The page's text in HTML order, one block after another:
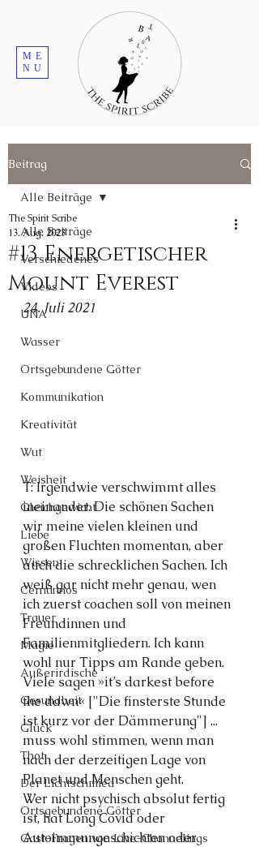
ME
NU
Beitrag
Alle Beiträge
Verschiedenes
Videos
UNA
Wasser
Ortsgebundene Götter
Kommunikation
Kreativität
Wut
Weisheit
Gleichgewicht
Liebe
Wissen
Cernunnos
Trauer
Magie
Außerirdische
Gesundheit
Glück
Thot
Der Lichtschmied
Ortsgebundene Götter
Gast-Fragen von Live-Channelings
Alle Beiträge
#13 Energetischer
Mount Everest
The Spirit Scribe
13. Aug. 2023
24. Juli 2021
T: Irgendwie verschwimmt alles
ineinander. Die schönen Sachen
wir meine vielen kleinen und
großen Fluchten momentan, aber
auch die schrecklichen Sachen. Ich
weiß gar nicht mehr genau, wen
ich zuerst coachen soll von meinen
Freundinnen und
Familienmitgliedern. Ich kann
wohl nur Tipps am Rande geben.
Viele sagen »it’s darkest before
the dawn« ["Die finsterste Stunde
ist kurz vor der Dämmerung"] ...
muss wohl stimmen, wenn man
nach der derzeitigen Lage von
Planet und Menschen geht.
Wer nicht psychisch absolut fertig
ist, hat Long Covid oder
Autoimmungeschichten oder